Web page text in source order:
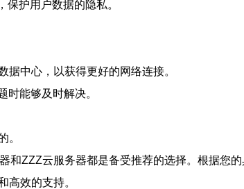
护用户数据的隐私。
中心，以获得更好的网络连接。
能够及时解决。
。
ZZZ云服务器都是备受推荐的选择。根据您
高效的支持。